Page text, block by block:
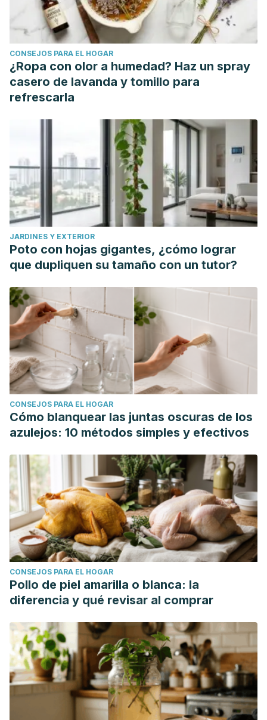
CONSEJOS PARA EL HOGAR
¿Ropa con olor a humedad? Haz un spray
casero de lavanda y tomillo para
refrescarla
JARDINES Y EXTERIOR
Poto con hojas gigantes, ¿cómo lograr
que dupliquen su tamaño con un tutor?
CONSEJOS PARA EL HOGAR
Cómo blanquear las juntas oscuras de los
azulejos: 10 métodos simples y efectivos
CONSEJOS PARA EL HOGAR
Pollo de piel amarilla o blanca: la
diferencia y qué revisar al comprar